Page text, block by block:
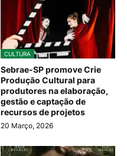
CULTURA
Sebrae-SP promove Crie
Produção Cultural para
produtores na elaboração,
gestão e captação de
recursos de projetos
20 Março, 2026